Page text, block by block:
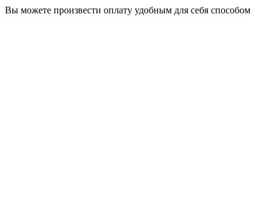
Вы можете произвести оплату удобным для себя способом